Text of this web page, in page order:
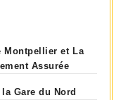
Montpellier et La
Assurée
Gare du Nord